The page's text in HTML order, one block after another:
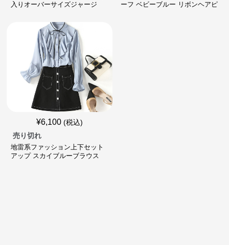
入りオーバーサイズジャージ
ーフ ベビーブルー リボンヘアピ
¥6,100 (税込)
売り切れ
地雷系ファッション上下セット
アップ スカイブルーブラウス